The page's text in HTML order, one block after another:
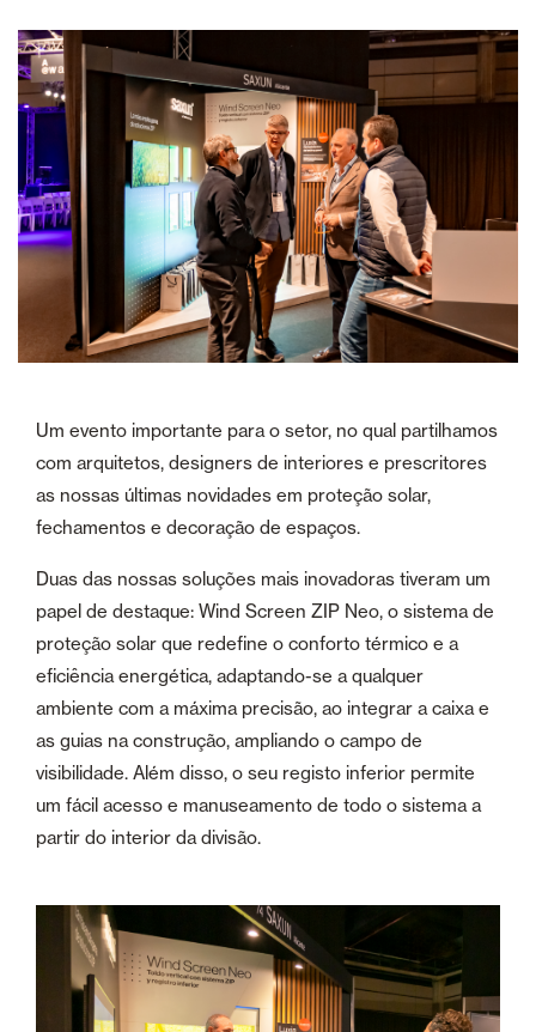
Um evento importante para o setor, no qual partilhamos
com arquitetos, designers de interiores e prescritores
as nossas últimas novidades em proteção solar,
fechamentos e decoração de espaços.
Duas das nossas soluções mais inovadoras tiveram um
papel de destaque: Wind Screen ZIP Neo, o sistema de
proteção solar que redefine o conforto térmico e a
eficiência energética, adaptando-se a qualquer
ambiente com a máxima precisão, ao integrar a caixa e
as guias na construção, ampliando o campo de
visibilidade. Além disso, o seu registo inferior permite
um fácil acesso e manuseamento de todo o sistema a
partir do interior da divisão.